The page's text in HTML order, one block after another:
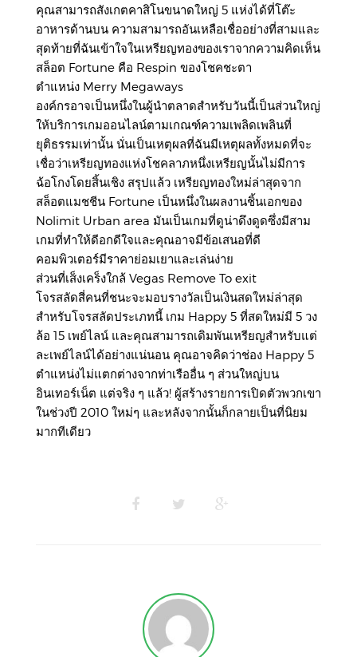
คุณสามารถสังเกตคาสิโนขนาดใหญ่ 5 แห่งได้ที่โต๊ะ
อาหารด้านบน ความสามารถอันเหลือเชื่ออย่างที่สามและ
สุดท้ายที่ฉันเข้าใจในเหรียญทองของเราจากความคิดเห็น
สล็อต Fortune คือ Respin ของโชคชะตา
ตำแหน่ง Merry Megaways
องค์กรอาจเป็นหนึ่งในผู้นำตลาดสำหรับวันนี้เป็นส่วนใหญ่
ให้บริการเกมออนไลน์ตามเกณฑ์ความเพลิดเพลินที่
ยุติธรรมเท่านั้น นั่นเป็นเหตุผลที่ฉันมีเหตุผลทั้งหมดที่จะ
เชื่อว่าเหรียญทองแห่งโชคลาภหนึ่งเหรียญนั้นไม่มีการ
ฉ้อโกงโดยสิ้นเชิง สรุปแล้ว เหรียญทองใหม่ล่าสุดจาก
สล็อตแมชชีน Fortune เป็นหนึ่งในผลงานชิ้นเอกของ
Nolimit Urban area มันเป็นเกมที่ดูน่าดึงดูดซึ่งมีสาม
เกมที่ทำให้ดีอกดีใจและคุณอาจมีข้อเสนอที่ดี
คอมพิวเตอร์มีราคาย่อมเยาและเล่นง่าย
ส่วนที่เส็งเคร็งใกล้ Vegas Remove To exit
โจรสลัดสี่คนที่ชนะจะมอบรางวัลเป็นเงินสดใหม่ล่าสุด
สำหรับโจรสลัดประเภทนี้ เกม Happy 5 ที่สดใหม่มี 5 วง
ล้อ 15 เพย์ไลน์ และคุณสามารถเดิมพันเหรียญสำหรับแต่
ละเพย์ไลน์ได้อย่างแน่นอน คุณอาจคิดว่าช่อง Happy 5
ตำแหน่งไม่แตกต่างจากท่าเรืออื่น ๆ ส่วนใหญ่บน
อินเทอร์เน็ต แต่จริง ๆ แล้ว! ผู้สร้างรายการเปิดตัวพวกเขา
ในช่วงปี 2010 ใหม่ๆ และหลังจากนั้นก็กลายเป็นที่นิยม
มากทีเดียว